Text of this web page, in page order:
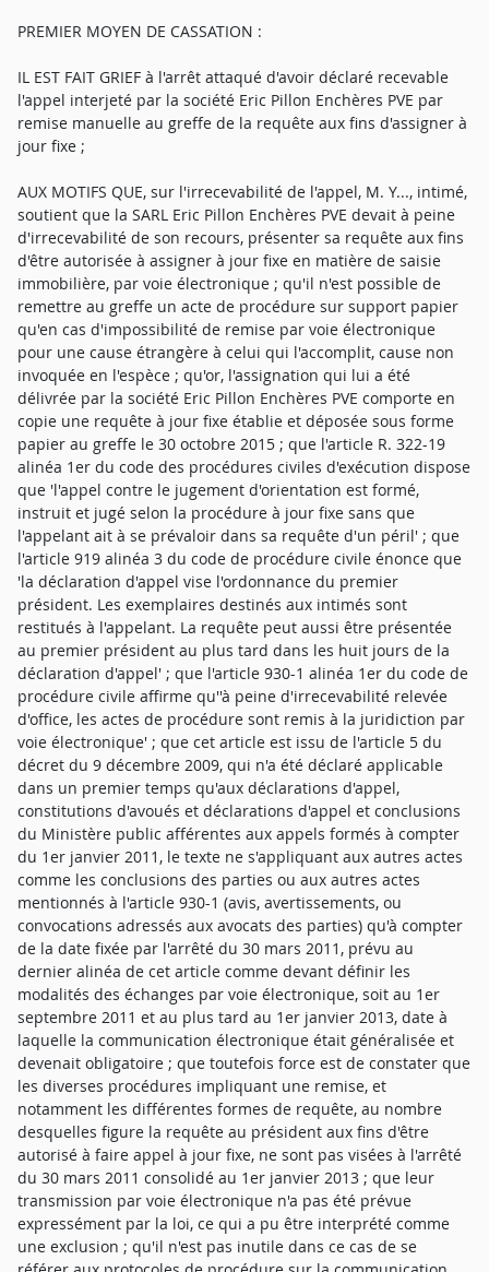
PREMIER MOYEN DE CASSATION :
IL EST FAIT GRIEF à l'arrêt attaqué d'avoir déclaré recevable
l'appel interjeté par la société Eric Pillon Enchères PVE par
remise manuelle au greffe de la requête aux fins d'assigner à
jour fixe ;
AUX MOTIFS QUE, sur l'irrecevabilité de l'appel, M. Y..., intimé,
soutient que la SARL Eric Pillon Enchères PVE devait à peine
d'irrecevabilité de son recours, présenter sa requête aux fins
d'être autorisée à assigner à jour fixe en matière de saisie
immobilière, par voie électronique ; qu'il n'est possible de
remettre au greffe un acte de procédure sur support papier
qu'en cas d'impossibilité de remise par voie électronique
pour une cause étrangère à celui qui l'accomplit, cause non
invoquée en l'espèce ; qu'or, l'assignation qui lui a été
délivrée par la société Eric Pillon Enchères PVE comporte en
copie une requête à jour fixe établie et déposée sous forme
papier au greffe le 30 octobre 2015 ; que l'article R. 322-19
alinéa 1er du code des procédures civiles d'exécution dispose
que 'l'appel contre le jugement d'orientation est formé,
instruit et jugé selon la procédure à jour fixe sans que
l'appelant ait à se prévaloir dans sa requête d'un péril' ; que
l'article 919 alinéa 3 du code de procédure civile énonce que
'la déclaration d'appel vise l'ordonnance du premier
président. Les exemplaires destinés aux intimés sont
restitués à l'appelant. La requête peut aussi être présentée
au premier président au plus tard dans les huit jours de la
déclaration d'appel' ; que l'article 930-1 alinéa 1er du code de
procédure civile affirme qu''à peine d'irrecevabilité relevée
d'office, les actes de procédure sont remis à la juridiction par
voie électronique' ; que cet article est issu de l'article 5 du
décret du 9 décembre 2009, qui n'a été déclaré applicable
dans un premier temps qu'aux déclarations d'appel,
constitutions d'avoués et déclarations d'appel et conclusions
du Ministère public afférentes aux appels formés à compter
du 1er janvier 2011, le texte ne s'appliquant aux autres actes
comme les conclusions des parties ou aux autres actes
mentionnés à l'article 930-1 (avis, avertissements, ou
convocations adressés aux avocats des parties) qu'à compter
de la date fixée par l'arrêté du 30 mars 2011, prévu au
dernier alinéa de cet article comme devant définir les
modalités des échanges par voie électronique, soit au 1er
septembre 2011 et au plus tard au 1er janvier 2013, date à
laquelle la communication électronique était généralisée et
devenait obligatoire ; que toutefois force est de constater que
les diverses procédures impliquant une remise, et
notamment les différentes formes de requête, au nombre
desquelles figure la requête au président aux fins d'être
autorisé à faire appel à jour fixe, ne sont pas visées à l'arrêté
du 30 mars 2011 consolidé au 1er janvier 2013 ; que leur
transmission par voie électronique n'a pas été prévue
expressément par la loi, ce qui a pu être interprété comme
une exclusion ; qu'il n'est pas inutile dans ce cas de se